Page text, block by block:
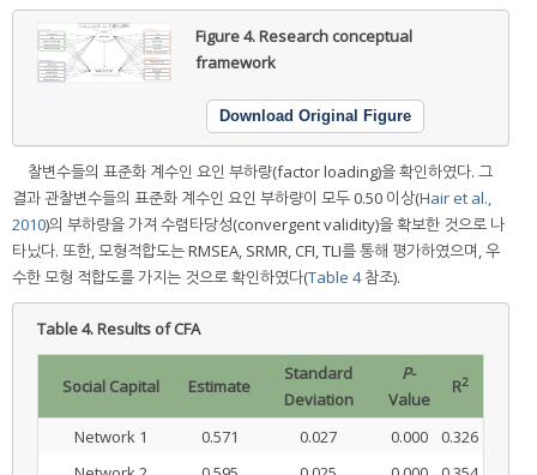
Figure 4.Research conceptual
framework
Download Original Figure
찰변수들의 표준화 계수인 요인 부하량(factor loading)을 확인하였다. 그
결과 관찰변수들의 표준화 계수인 요인 부하량이 모두 0.50 이상(Hair et al.,
2010)의 부하량을 가져 수렴타당성(convergent validity)을 확보한 것으로 나
타났다. 또한, 모형적합도는 RMSEA, SRMR, CFI, TLI를 통해 평가하였으며, 우
수한 모형 적합도를 가지는 것으로 확인하였다(Table 4참조).
Table 4.Results of CFA
Social Capital Estimate
Standard
Deviation
P-
Value
R2
Network 1 0.571 0.027 0.000
0.326